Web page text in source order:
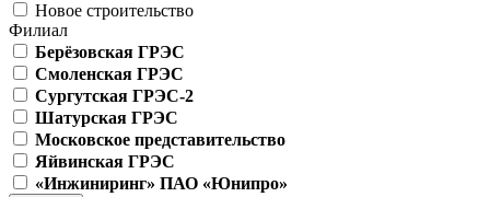
Новое строительство
Филиал
Берёзовская ГРЭС
Смоленская ГРЭС
Сургутская ГРЭС-2
Шатурская ГРЭС
Московское представительство
Яйвинская ГРЭС
«Инжиниринг» ПАО «Юнипро»